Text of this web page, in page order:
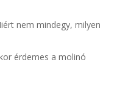
nem mindegy, milyen
érdemes a molinó